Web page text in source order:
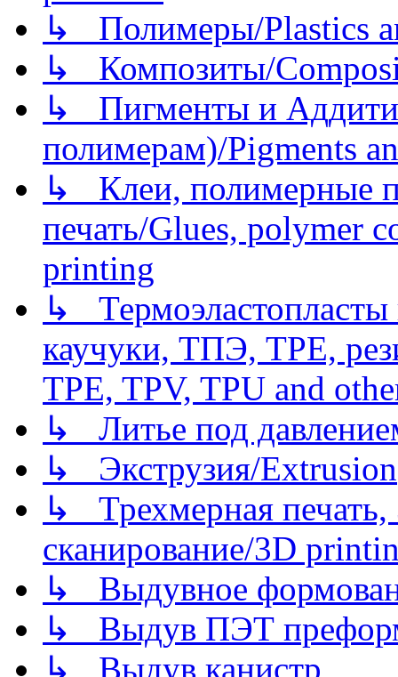
↳ Полимеры/Plastics
↳ Композиты/
↳ Пигменты и
полимерам)/Pigments
↳ Клеи, полимерные
печать/Glues, polymer
printing
↳
каучуки, ТПЭ, TPE,
TPE, TPV, TPU and
↳ Литье под
↳ Экструзия/Extrusion
↳ Трехмерная
сканирование/3D
↳ Выдувное
↳ Выдув ПЭТ
↳ Выдув канистр